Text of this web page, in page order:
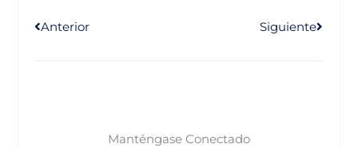
Anterior Siguiente
Manténgase Conectado